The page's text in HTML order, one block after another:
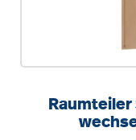
Raumteiler